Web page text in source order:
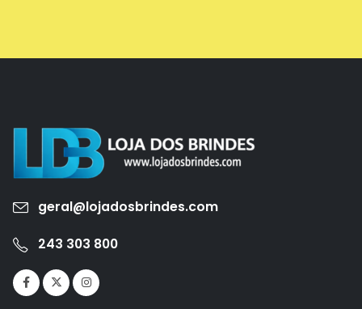
geral@lojadosbrindes.com
243 303 800